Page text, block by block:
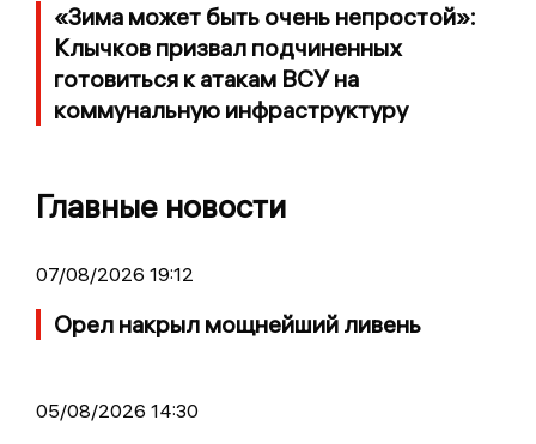
«Зима может быть очень непростой»:
Клычков призвал подчиненных
готовиться к атакам ВСУ на
коммунальную инфраструктуру
Главные новости
07/08/2026 19:12
Орел накрыл мощнейший ливень
05/08/2026 14:30